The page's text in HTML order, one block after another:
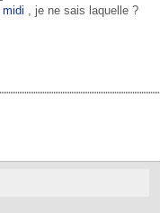
midi , je ne sais laquelle ?